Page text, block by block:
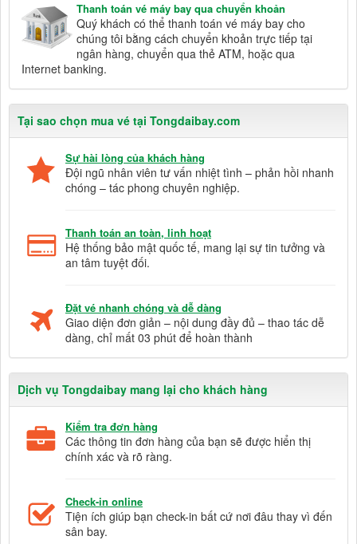
Thanh toán vé máy bay qua chuyển khoản
Quý khách có thể thanh toán vé máy bay cho
chúng tôi bằng cách chuyển khoản trực tiếp tại
ngân hàng, chuyển qua thẻ ATM, hoặc qua
Internet banking.
Tại sao chọn mua vé tại Tongdaibay.com
Sự hài lòng của khách hàng
Đội ngũ nhân viên tư vấn nhiệt tình – phản hồi nhanh
chóng – tác phong chuyên nghiệp.
Thanh toán an toàn, linh hoạt
Hệ thống bảo mật quốc tế, mang lại sự tin tưởng và
an tâm tuyệt đối.
Đặt vé nhanh chóng và dễ dàng
Giao diện đơn giản – nội dung đầy đủ – thao tác dễ
dàng, chỉ mất 03 phút để hoàn thành
Dịch vụ Tongdaibay mang lại cho khách hàng
Kiểm tra đơn hàng
Các thông tin đơn hàng của bạn sẽ được hiển thị
chính xác và rõ ràng.
Check-in online
Tiện ích giúp bạn check-in bất cứ nơi đâu thay vì đến
sân bay.